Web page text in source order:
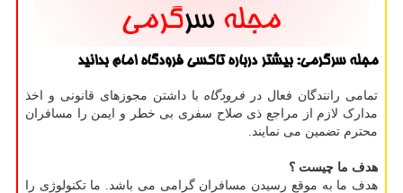
مجله سرگرمی: بیشتر درباره تاكسی فرودگاه امام بدانید
تمامی رانندگان فعال در فرودگاه با داشتن مجوزهای قانونی و اخذ
مدارک لازم از مراجع ذی صلاح سفری بی خطر و ایمن را مسافران
محترم تضمین می نمایند.
هدف ما چیست ؟
هدف ما به موقع رسیدن مسافران گرامی می باشد. ما تکنولوژی را